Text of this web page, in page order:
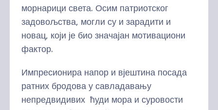
морнарици света. Осим патриотског
задовољства, могли су и зарадити и
новац, који је био значајан мотивациони
фактор.
Импресионира напор и вјештина посада
ратних бродова у савладавању
непредвидивих ћуди мора и суровости